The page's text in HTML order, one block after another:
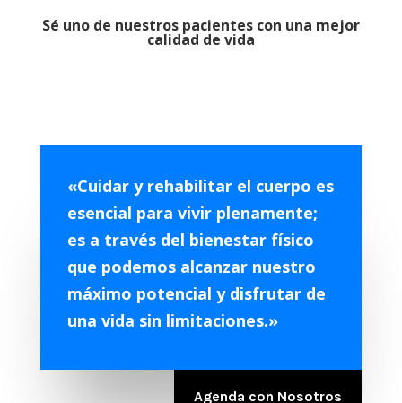
Sé uno de nuestros pacientes con una mejor
calidad de vida
«Cuidar y rehabilitar el cuerpo es
esencial para vivir plenamente;
es a través del bienestar físico
que podemos alcanzar nuestro
máximo potencial y disfrutar de
una vida sin limitaciones.»
Agenda con Nosotros